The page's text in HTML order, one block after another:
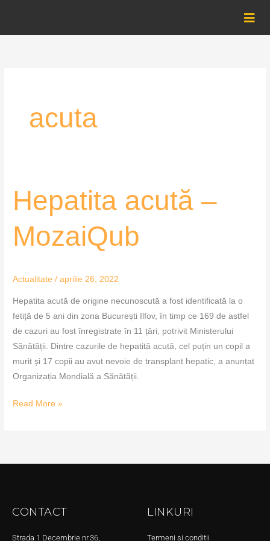
content
acuta
Hepatita acută –
MozaiQub
Actualitate /aprilie 26, 2022
Hepatita acută de origine necunoscută a fost identificată la o
fetiță de 5 ani din zona București Ilfov, în timp ce 169 de astfel
de cazuri au fost înregistrate în 11 țări, potrivit Ministerului
Sănătății. Dintre cazurile de hepatită acută, cel puțin un copil a
murit și 17 copii au avut nevoie de transplant hepatic, a anunțat
Organizația Mondială a Sănătății.
Hepatita
MozaiQub
Read More »
CONTACT
Strada 1 Decembrie nr.36,
LINKURI
Termeni și condiții